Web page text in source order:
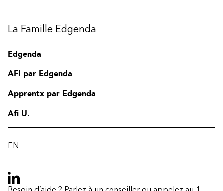
La Famille Edgenda
Edgenda
AFI par Edgenda
Apprentx par Edgenda
Afi U.
EN